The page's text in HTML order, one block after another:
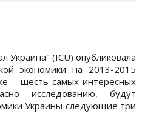
Украина" (ICU) опубликовала
экономики на 2013-2015
– шесть самых интересных
исследованию, будут
Украины следующие три